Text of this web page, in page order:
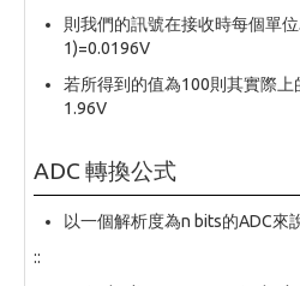
則我們的訊號在接收時每個單
1)=0.0196V
若所得到的值為100則其實際上
1.96V
ADC 轉換公式
以一個解析度為n bits的ADC來
::